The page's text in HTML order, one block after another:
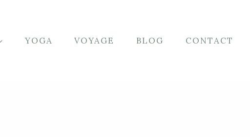
YOGA VOYAGE BLOG CONTACT